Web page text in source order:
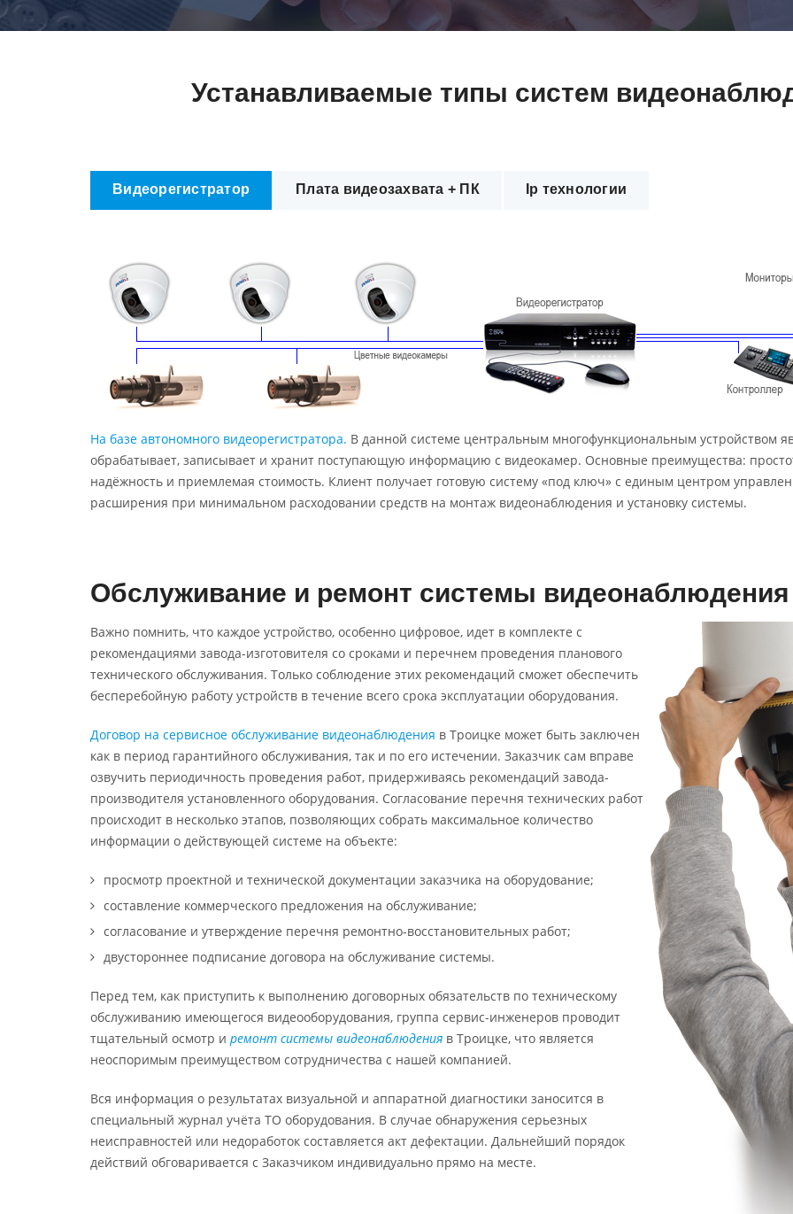
Устанавливаемые типы систем
Видеорегистратор Плата видеозахвата + ПК Ip технологии
На базе автономного видеорегистратора. В данной системе центральным многофункциональным устройством
обрабатывает, записывает и хранит поступающую информацию с видеокамер. Основные преимущества:
надёжность и приемлемая стоимость. Клиент получает готовую систему «под ключ» с единым центром
расширения при минимальном расходовании средств на монтаж видеонаблюдения и установку системы.
Обслуживание и ремонт системы видеонаблюдения
Важно помнить, что каждое устройство, особенно цифровое, идет в комплекте с
рекомендациями завода-изготовителя со сроками и перечнем проведения планового
технического обслуживания. Только соблюдение этих рекомендаций сможет обеспечить
бесперебойную работу устройств в течение всего срока эксплуатации оборудования.
Договор на сервисное обслуживание видеонаблюдения в Троицке может быть заключен
как в период гарантийного обслуживания, так и по его истечении. Заказчик сам вправе
озвучить периодичность проведения работ, придерживаясь рекомендаций завода-
производителя установленного оборудования. Согласование перечня технических работ
происходит в несколько этапов, позволяющих собрать максимальное количество
информации о действующей системе на объекте:
просмотр проектной и технической документации заказчика на оборудование;
составление коммерческого предложения на обслуживание;
согласование и утверждение перечня ремонтно-восстановительных работ;
двустороннее подписание договора на обслуживание системы.
Перед тем, как приступить к выполнению договорных обязательств по техническому
обслуживанию имеющегося видеооборудования, группа сервис-инженеров проводит
тщательный осмотр и ремонт системы видеонаблюдения в Троицке, что является
неоспоримым преимуществом сотрудничества с нашей компанией.
Вся информация о результатах визуальной и аппаратной диагностики заносится в
специальный журнал учёта ТО оборудования. В случае обнаружения серьезных
неисправностей или недоработок составляется акт дефектации. Дальнейший порядок
действий обговаривается с Заказчиком индивидуально прямо на месте.